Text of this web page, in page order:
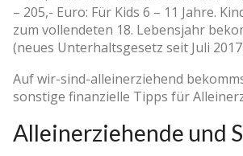
– 205,- Euro: Für Kids 6 – 11 Jahre.
zum vollendeten 18. Lebensjahr
(neues Unterhaltsgesetz seit Juli
Auf wir-sind-alleinerziehend
sonstige finanzielle Tipps für
Alleinerziehende und